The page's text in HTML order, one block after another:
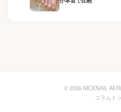
© 2026 NICENAIL All
コラムト